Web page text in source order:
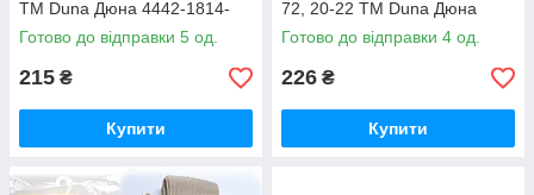
ТМ Duna Дюна 4442-1814-
чорний / весна-осінь
Готово до відправки 5 од.
215 ₴
Купити
72, 20-22 ТМ Duna Дюна
4434-1807-чорний / весна-
осінь
Готово до відправки 4 од.
226 ₴
Купити